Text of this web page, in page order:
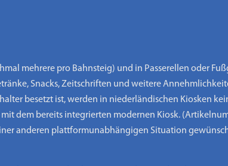
mehrere pro Bahnsteig) und in Passerellen oder
Snacks, Zeitschriften und weitere
besetzt ist, werden in niederländischen Kiosken
dem bereits integrierten modernen Kiosk.
anderen plattformunabhängigen Situation